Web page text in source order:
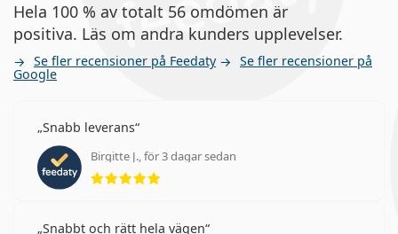
Hela 100 % av totalt 56 omdömen är
positiva. Läs om andra kunders upplevelser.
Se fler recensioner på Feedaty Se fler recensioner på
Google
Snabb leverans
Birgitte J., för 3 dagar sedan
Betyg 5 av 5
Snabbt och rätt hela vägen